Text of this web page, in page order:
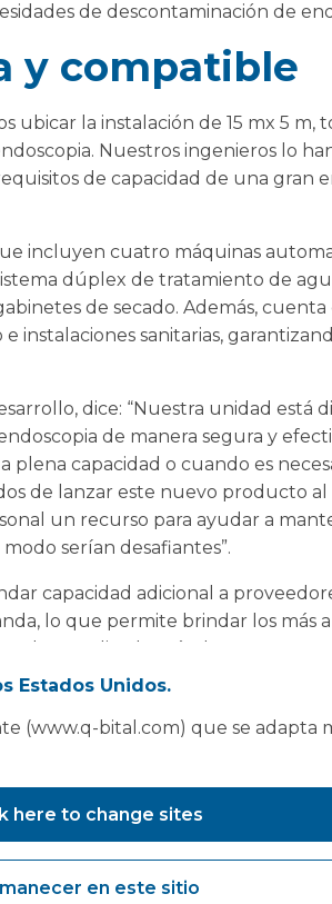
de descontaminación de
y compatible
ubicar la instalación de 15 mx 5
Nuestros ingenieros lo
de capacidad de una gran
incluyen cuatro máquinas
dúplex de tratamiento de
de secado. Además,
instalaciones sanitarias,
dice: “Nuestra unidad está
de manera segura y
plena capacidad o cuando es
de lanzar este nuevo producto
un recurso para ayudar a
serían desafiantes”.
capacidad adicional a
lo que permite brindar los más
han realizado más de 46 000
instalaciones de
Estados Unidos.
(www.q-bital.com) que se adapta
here to change sites
en este sitio